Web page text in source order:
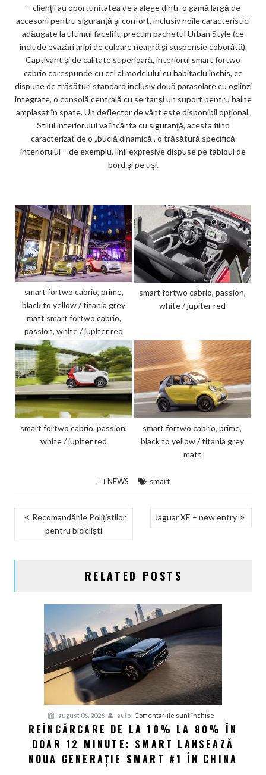
– clienţii au oportunitatea de a alege dintr-o gamă largă de
accesorii pentru siguranţă şi confort, inclusiv noile caracteristici
adăugate la ultimul facelift, precum pachetul Urban Style (ce
include evazări aripi de culoare neagră şi suspensie coborâtă).
Captivant şi de calitate superioară, interiorul smart fortwo
cabrio corespunde cu cel al modelului cu habitaclu închis, ce
dispune de trăsături standard inclusiv două parasolare cu oglinzi
integrate, o consolă centrală cu sertar şi un suport pentru haine
amplasat în spate. Un deflector de vânt este disponibil opţional.
Stilul interiorului va încânta cu siguranţă, acesta fiind
caracterizat de o „buclă dinamică”, o trăsătură specifică
interiorului – de exemplu, linii expresive dispuse pe tabloul de
bord şi pe uşi.
smart fortwo cabrio, prime,
black to yellow / titania grey
matt smart fortwo cabrio,
passion, white / jupiter red
smart fortwo cabrio, passion,
white / jupiter red
smart fortwo cabrio, passion,
white / jupiter red
smart fortwo cabrio, prime,
black to yellow / titania grey
matt
NEWS smart
NAVIGARE
Recomandările Polițiștilor
pentru bicicliști
Jaguar XE – new entry
RELATED POSTS
august 06, 2026 auto Comentariile sunt închise
Reîncărcare
de
la
REÎNCĂRCARE DE LA 10% LA 80% ÎN
DOAR 12 MINUTE: SMART LANSEAZĂ
NOUA GENERAȚIE SMART #1 ÎN CHINA